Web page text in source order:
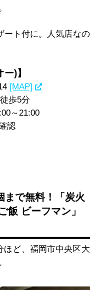
ート付に。人気店なの
)】
[MAP]
歩5分
～ 21:00
認
まで無料！「炭火
飯 ビーフマン」
ほど、福岡市中央区大